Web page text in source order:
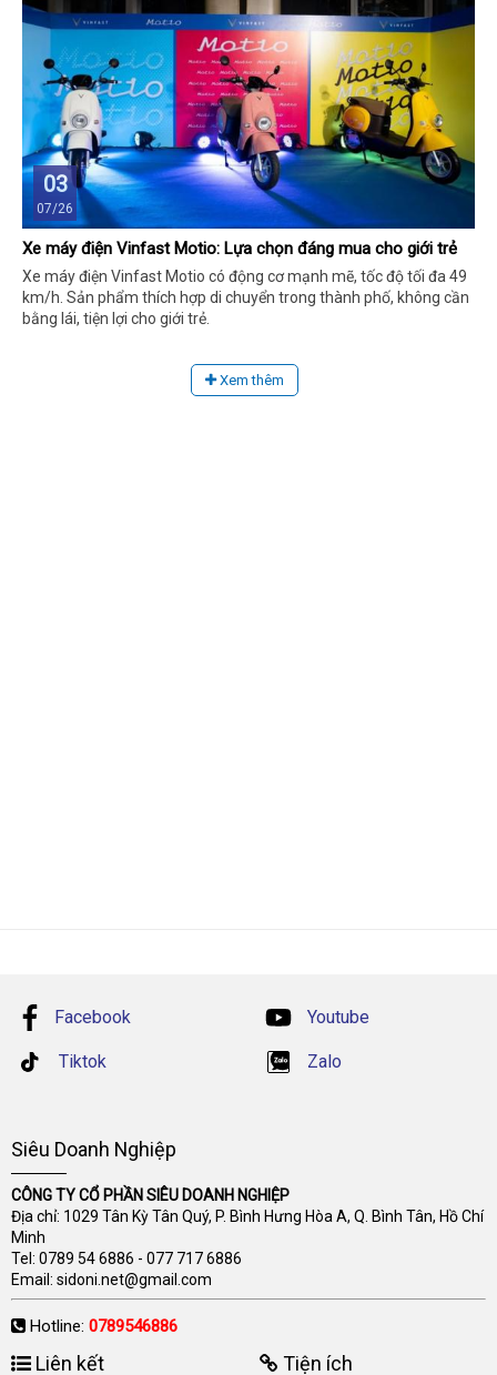
03
07/26
Xe máy điện Vinfast Motio: Lựa chọn đáng mua cho giới trẻ
Xe máy điện Vinfast Motio có động cơ mạnh mẽ, tốc độ tối đa 49
km/h. Sản phẩm thích hợp di chuyển trong thành phố, không cần
bằng lái, tiện lợi cho giới trẻ.
Xem thêm
Facebook Youtube
Tiktok Zalo
Siêu Doanh Nghiệp
CÔNG TY CỔ PHẦN SIÊU DOANH NGHIỆP
Địa chỉ: 1029 Tân Kỳ Tân Quý, P. Bình Hưng Hòa A, Q. Bình Tân, Hồ Chí
Minh
Tel: 0789 54 6886 - 077 717 6886
Email: sidoni.net@gmail.com
Hotline: 0789546886
Liên kết Tiện ích